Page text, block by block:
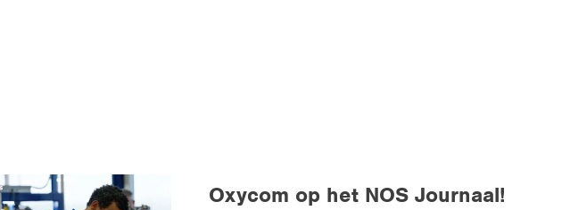
Oxycom op het NOS Journaal!